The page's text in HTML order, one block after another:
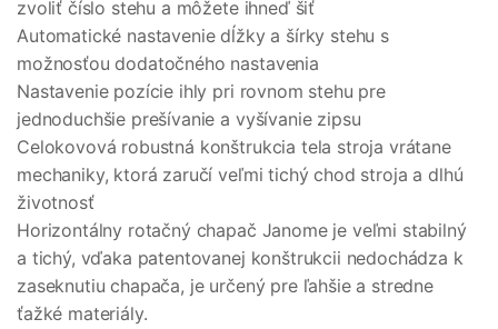
zvoliť číslo stehu a môžete ihneď šiť
Automatické nastavenie dĺžky a šírky stehu s
možnosťou dodatočného nastavenia
Nastavenie pozície ihly pri rovnom stehu pre
jednoduchšie prešívanie a vyšívanie zipsu
Celokovová robustná konštrukcia tela stroja vrátane
mechaniky, ktorá zaručí veľmi tichý chod stroja a dlhú
životnosť
Horizontálny rotačný chapač Janome je veľmi stabilný
a tichý, vďaka patentovanej konštrukcii nedochádza k
zaseknutiu chapača, je určený pre ľahšie a stredne
ťažké materiály.